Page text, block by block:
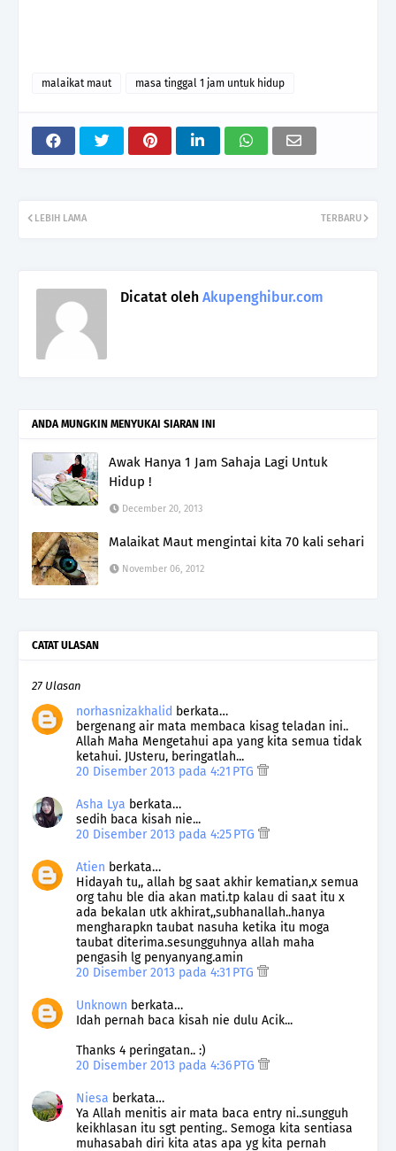
malaikat maut masa tinggal 1 jam untuk hidup
TERBARU
LEBIH LAMA
Dicatat oleh Akupenghibur.com
ANDA MUNGKIN MENYUKAI SIARAN INI
Awak Hanya 1 Jam Sahaja Lagi Untuk
Hidup !
December 20, 2013
Malaikat Maut mengintai kita 70 kali sehari
November 06, 2012
CATAT ULASAN
27 Ulasan
norhasnizakhalid berkata…
bergenang air mata membaca kisag teladan ini..
Allah Maha Mengetahui apa yang kita semua tidak
ketahui. JUsteru, beringatlah...
20 Disember 2013 pada 4:21 PTG
Asha Lya berkata…
sedih baca kisah nie...
20 Disember 2013 pada 4:25 PTG
Atien berkata…
Hidayah tu,, allah bg saat akhir kematian,x semua
org tahu ble dia akan mati.tp kalau di saat itu x
ada bekalan utk akhirat,,subhanallah..hanya
mengharapkn taubat nasuha ketika itu moga
taubat diterima.sesungguhnya allah maha
pengasih lg penyanyang.amin
20 Disember 2013 pada 4:31 PTG
Unknown berkata…
Idah pernah baca kisah nie dulu Acik...
Thanks 4 peringatan.. :)
20 Disember 2013 pada 4:36 PTG
Niesa berkata…
Ya Allah menitis air mata baca entry ni..sungguh
keikhlasan itu sgt penting.. Semoga kita sentiasa
muhasabah diri kita atas apa yg kita pernah